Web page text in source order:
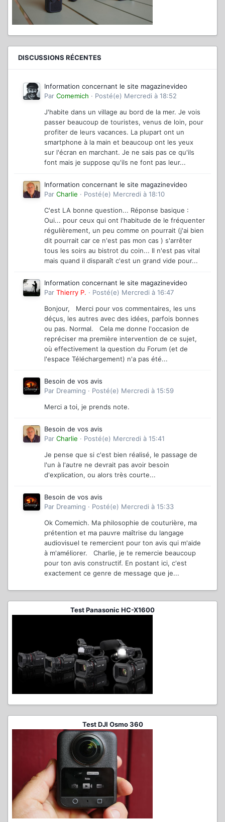
DISCUSSIONS RÉCENTES
Information concernant le site magazinevideo
Par Comemich · Posté(e) Mercredi à 18:52
J'habite dans un village au bord de la mer. Je vois
passer beaucoup de touristes, venus de loin, pour
profiter de leurs vacances. La plupart ont un
smartphone à la main et beaucoup ont les yeux
sur l'écran en marchant. Je ne sais pas ce qu'ils
font mais je suppose qu'ils ne font pas leur...
Information concernant le site magazinevideo
Par Charlie · Posté(e) Mercredi à 18:10
C'est LA bonne question... Réponse basique :
Oui... pour ceux qui ont l'habitude de le fréquenter
régulièrement, un peu comme on pourrait (j'ai bien
dit pourrait car ce n'est pas mon cas ) s'arrêter
tous les soirs au bistrot du coin... Il n'est pas vital
mais quand il disparaît c'est un grand vide pour...
Information concernant le site magazinevideo
Par Thierry P. · Posté(e) Mercredi à 16:47
Bonjour, Merci pour vos commentaires, les uns
déçus, les autres avec des idées, parfois bonnes
ou pas. Normal. Cela me donne l'occasion de
repréciser ma première intervention de ce sujet,
où effectivement la question du Forum (et de
l'espace Téléchargement) n'a pas été...
Besoin de vos avis
Par Dreaming · Posté(e) Mercredi à 15:59
Merci a toi, je prends note.
Besoin de vos avis
Par Charlie · Posté(e) Mercredi à 15:41
Je pense que si c'est bien réalisé, le passage de
l'un à l'autre ne devrait pas avoir besoin
d'explication, ou alors très courte...
Besoin de vos avis
Par Dreaming · Posté(e) Mercredi à 15:33
Ok Comemich. Ma philosophie de couturière, ma
prétention et ma pauvre maîtrise du langage
audiovisuel te remercient pour ton avis qui m'aide
à m'améliorer. Charlie, je te remercie beaucoup
pour ton avis constructif. En postant ici, c'est
exactement ce genre de message que je...
Test Panasonic HC-X1600
Test DJI Osmo 360